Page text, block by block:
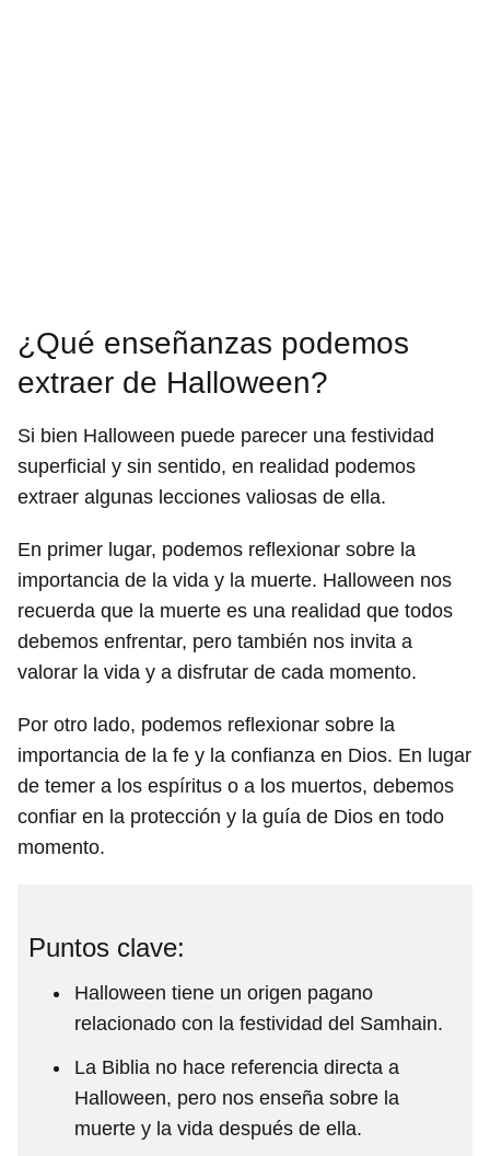
¿Qué enseñanzas podemos
extraer de Halloween?
Si bien Halloween puede parecer una festividad
superficial y sin sentido, en realidad podemos
extraer algunas lecciones valiosas de ella.
En primer lugar, podemos reflexionar sobre la
importancia de la vida y la muerte. Halloween nos
recuerda que la muerte es una realidad que todos
debemos enfrentar, pero también nos invita a
valorar la vida y a disfrutar de cada momento.
Por otro lado, podemos reflexionar sobre la
importancia de la fe y la confianza en Dios. En lugar
de temer a los espíritus o a los muertos, debemos
confiar en la protección y la guía de Dios en todo
momento.
Puntos clave:
Halloween tiene un origen pagano
relacionado con la festividad del Samhain.
La Biblia no hace referencia directa a
Halloween, pero nos enseña sobre la
muerte y la vida después de ella.